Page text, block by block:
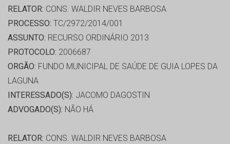
RELATOR: CONS. WALDIR NEVES BARBOSA
PROCESSO: TC/2972/2014/001
ASSUNTO: RECURSO ORDINÁRIO 2013
PROTOCOLO: 2006687
ORGÃO: FUNDO MUNICIPAL DE SAÚDE DE GUIA LOPES DA
LAGUNA
INTERESSADO(S): JACOMO DAGOSTIN
ADVOGADO(S): NÃO HÁ
RELATOR: CONS. WALDIR NEVES BARBOSA